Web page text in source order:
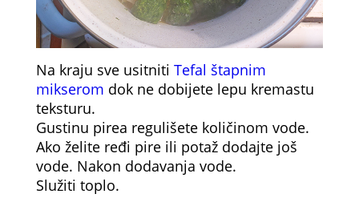
Na kraju sve usitniti Tefal štapnim
mikserom dok ne dobijete lepu kremastu
teksturu.
Gustinu pirea regulišete količinom vode.
Ako želite ređi pire ili potaž dodajte još
vode. Nakon dodavanja vode.
Služiti toplo.